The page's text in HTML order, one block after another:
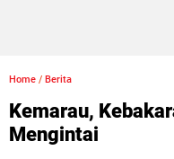
Home / Berita
Kemarau,
Mengintai